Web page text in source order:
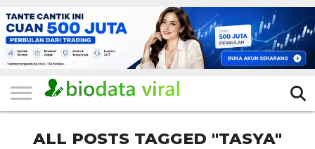
HOME
FILTER
KATEGORI
IKLAN
GRATIS
TERVIRAL
TRADING
KOMUNITAS
BERITA
BISNIS
LAINNYA
ALL POSTS TAGGED "TASYA"